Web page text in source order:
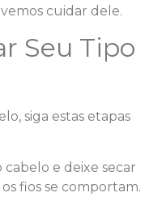
cuidar dele.
Seu Tipo
siga estas etapas
cabelo e deixe secar
fios se comportam.